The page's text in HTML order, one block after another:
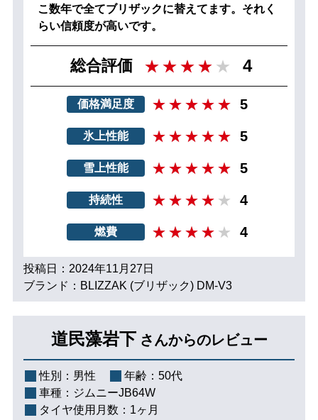
こ数年で全てブリザックに替えてます。それく
らい信頼度が高いです。
総合評価 4
価格満足度 5
氷上性能 5
雪上性能 5
持続性 4
燃費 4
投稿日：2024年11月27日
ブランド：BLIZZAK (ブリザック) DM-V3
道民藻岩下 さんからのレビュー
性別： 男性 年齢： 50代
車種： ジムニーJB64W
タイヤ使用月数： 1ヶ月